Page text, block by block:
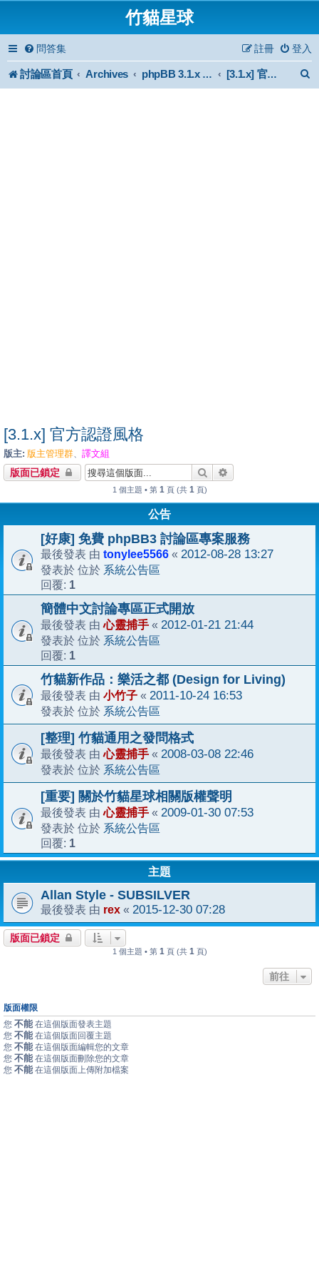
竹貓星球
問答集 登入
註冊
討論區首頁 Archives phpBB 3.1.x Forum Archive [3.1.x] 官方認證風格
[3.1.x] 官方認證風格
版主: 版主管理群、 譯文組
版面已鎖定 搜尋
1 個主題 • 第 1 頁 (共 1 頁)
公告
[好康] 免費 phpBB3 討論區專案服務
最後發表 由 tonylee5566 « 2012-08-28 13:27
發表於 位於 系統公告區
回覆: 1
簡體中文討論專區正式開放
最後發表 由心靈捕手 « 2012-01-21 21:44
發表於 位於 系統公告區
回覆: 1
竹貓新作品：樂活之都 (Design for Living)
最後發表 由 小竹子 « 2011-10-24 16:53
發表於 位於 系統公告區
[整理] 竹貓通用之發問格式
最後發表 由心靈捕手 « 2008-03-08 22:46
發表於 位於 系統公告區
[重要] 關於竹貓星球相關版權聲明
最後發表 由心靈捕手 « 2009-01-30 07:53
發表於 位於 系統公告區
回覆: 1
主題
Allan Style - SUBSILVER
最後發表 由 rex « 2015-12-30 07:28
版面已鎖定
1 個主題 • 第 1 頁 (共 1 頁)
前往
版面權限
您 不能 在這個版面發表主題
您 不能 在這個版面回覆主題
您 不能 在這個版面編輯您的文章
您 不能 在這個版面刪除您的文章
您 不能 在這個版面上傳附加檔案